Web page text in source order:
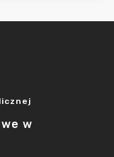
w